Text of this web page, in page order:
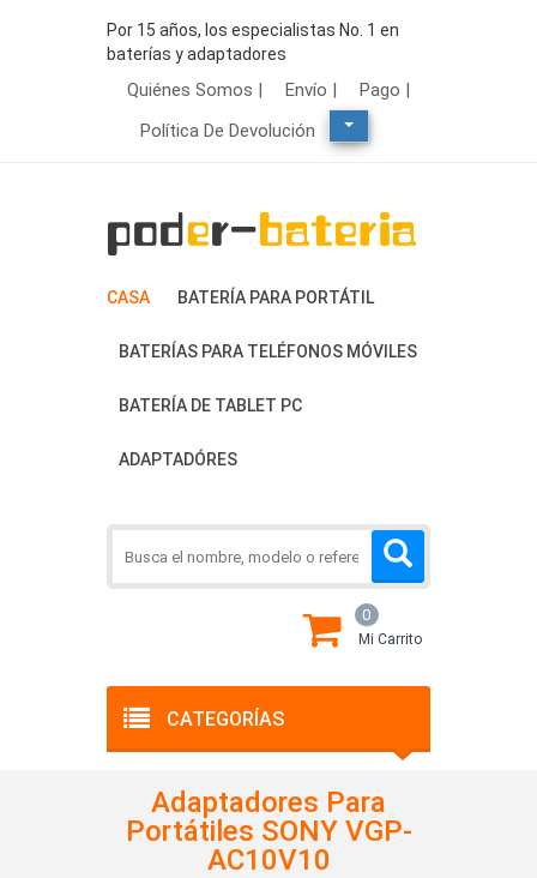
Por 15 años, los especialistas No. 1 en
baterías y adaptadores
Quiénes Somos | Envío |
Pago |
Política De Devolución
CASA BATERÍA PARA PORTÁTIL
BATERÍAS PARA TELÉFONOS MÓVILES
BATERÍA DE TABLET PC
ADAPTADÓRES
CATEGORÍAS
0
Mi Carrito
Adaptadores Para
Portátiles SONY VGP-
AC10V10